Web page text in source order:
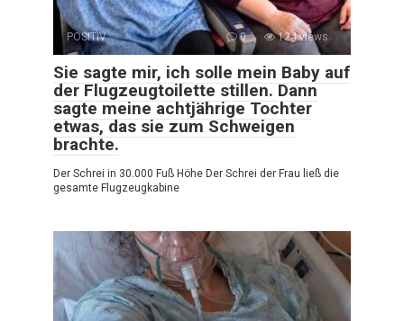
POSITIV 0 124 views
Sie sagte mir, ich solle mein Baby auf
der Flugzeugtoilette stillen. Dann
sagte meine achtjährige Tochter
etwas, das sie zum Schweigen
brachte.
Der Schrei in 30.000 Fuß Höhe Der Schrei der Frau ließ die
gesamte Flugzeugkabine